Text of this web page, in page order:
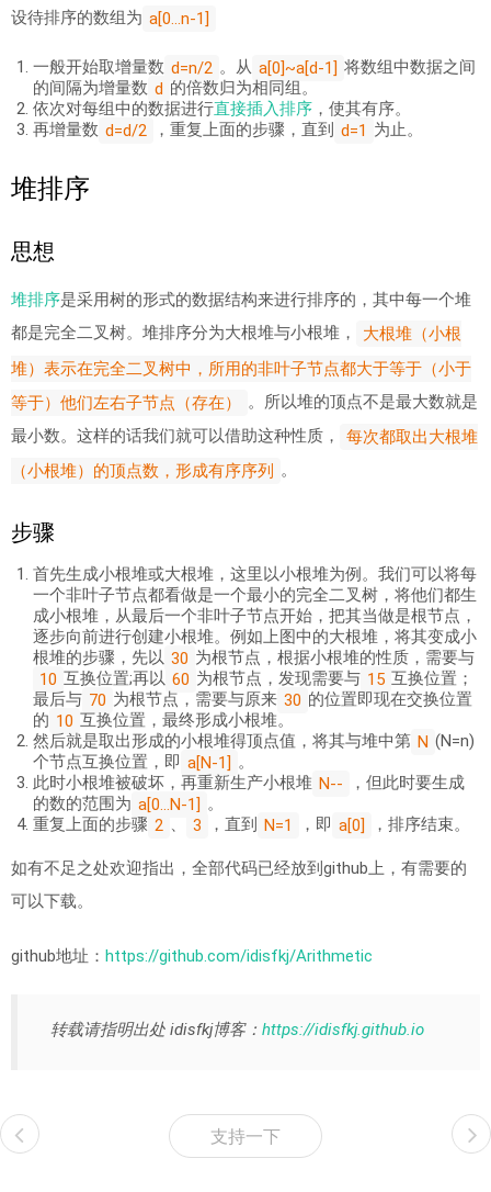
设待排序的数组为 a[0...n-1]
一般开始取增量数 d=n/2 。从 a[0]~a[d-1] 将数组中数据之间
的间隔为增量数 d 的倍数归为相同组。
依次对每组中的数据进行直接插入排序 ，使其有序。
再增量数 d=d/2 ，重复上面的步骤，直到 d=1 为止。
堆排序
思想
堆排序是采用树的形式的数据结构来进行排序的，其中每一个堆
都是完全二叉树。堆排序分为大根堆与小根堆，
大根堆（小根
堆）表示在完全二叉树中，所用的非叶子节点都大于等于（小于
等于）他们左右子节点（存在）
。所以堆的顶点不是最大数就是
最小数。这样的话我们就可以借助这种性质，
每次都取出大根堆
（小根堆）的顶点数，形成有序序列
。
步骤
首先生成小根堆或大根堆，这里以小根堆为例。我们可以将每
一个非叶子节点都看做是一个最小的完全二叉树，将他们都生
成小根堆，从最后一个非叶子节点开始，把其当做是根节点，
逐步向前进行创建小根堆。例如上图中的大根堆，将其变成小
根堆的步骤，先以 30 为根节点，根据小根堆的性质，需要与
10 互换位置;再以 60 为根节点，发现需要与 15 互换位置；
最后与 70 为根节点，需要与原来 30 的位置即现在交换位置
的 10 互换位置，最终形成小根堆。
然后就是取出形成的小根堆得顶点值，将其与堆中第 N (N=n)
个节点互换位置，即 a[N-1] 。
此时小根堆被破坏，再重新生产小根堆 N--
，但此时要生成
的数的范围为 a[0...N-1] 。
重复上面的步骤 2 、 3 ，直到 N=1 ，即 a[0] ，排序结束。
如有不足之处欢迎指出，全部代码已经放到github上，有需要的
可以下载。
github地址： https://github.com/idisfkj/Arithmetic
转载请指明出处 idisfkj博客： https://idisfkj.github.io
支持一下